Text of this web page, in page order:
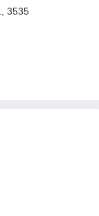
3535